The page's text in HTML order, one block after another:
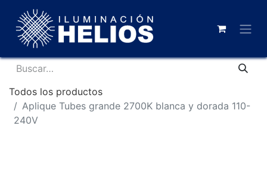
Todos los productos
Aplique Tubes grande 2700K blanca y dorada 110-
240V